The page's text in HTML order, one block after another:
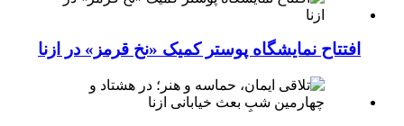
افتتاح نمایشگاه پوستر کمیک «نخ قرمز» در ازنا